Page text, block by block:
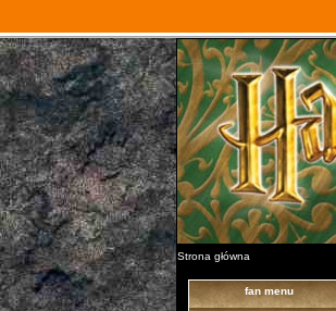
Strona główna
fan menu